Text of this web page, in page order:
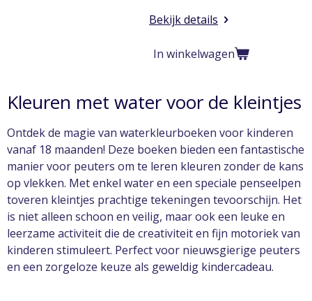
Bekijk details
In winkelwagen
Kleuren met water voor de kleintjes
Ontdek de magie van waterkleurboeken voor kinderen
vanaf 18 maanden! Deze boeken bieden een fantastische
manier voor peuters om te leren kleuren zonder de kans
op vlekken. Met enkel water en een speciale penseelpen
toveren kleintjes prachtige tekeningen tevoorschijn. Het
is niet alleen schoon en veilig, maar ook een leuke en
leerzame activiteit die de creativiteit en fijn motoriek van
kinderen stimuleert. Perfect voor nieuwsgierige peuters
en een zorgeloze keuze als geweldig kindercadeau.